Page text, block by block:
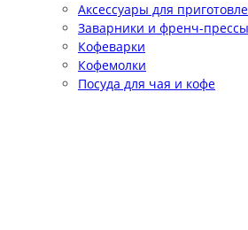
Аксессуары для
Заварники и френч-прессы
Кофеварки
Кофемолки
Посуда для чая и кофе